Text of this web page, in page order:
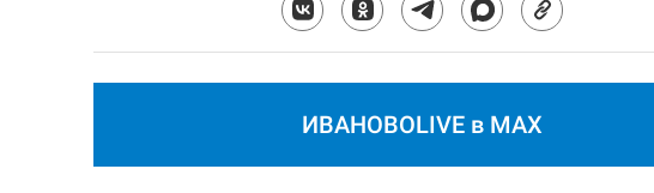
ИВАНОВОLIVE в MAX